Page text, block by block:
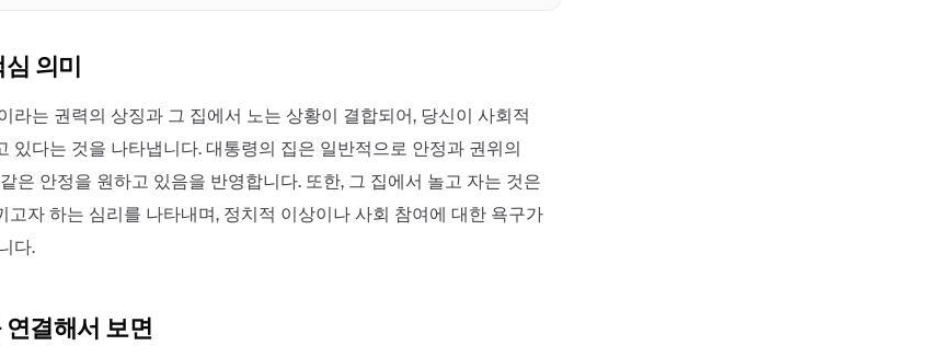
의미
라는 권력의 상징과 그 집에서 노는 상황이 결합되어, 당신이 사회적
있다는 것을 나타냅니다. 대통령의 집은 일반적으로 안정과 권위의
은 안정을 원하고 있음을 반영합니다. 또한, 그 집에서 놀고 자는 것은
고자 하는 심리를 나타내며, 정치적 이상이나 사회 참여에 대한 욕구가
다.
결해서 보면